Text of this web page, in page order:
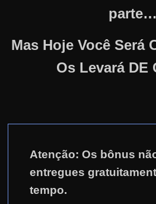
parte…
Mas Hoje Você Será
Os Levará DE
Atenção: Os bônus
entregues
tempo.